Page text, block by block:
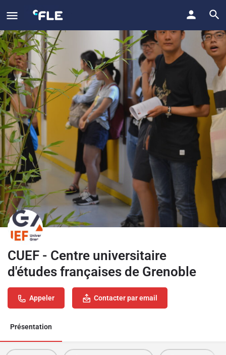
CUEF - Centre universitaire
d'études françaises de Grenoble
Appeler Contacter par email
Présentation